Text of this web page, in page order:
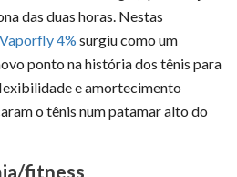
das duas horas. Nestas
Vaporfly 4% surgiu como um
ponto na história dos tênis para
e amortecimento
o tênis num patamar alto do
fitness